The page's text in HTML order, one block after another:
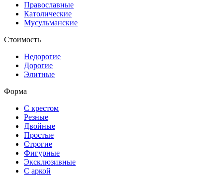
Православные
Католические
Мусульманские
Стоимость
Недорогие
Дорогие
Элитные
Форма
С крестом
Резные
Двойные
Простые
Строгие
Фигурные
Эксклюзивные
С аркой